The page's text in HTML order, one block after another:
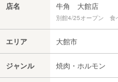
店名 牛角 大館店
別館4/25オープン 食
エリア 大館市
ジャンル 焼肉・ホルモン